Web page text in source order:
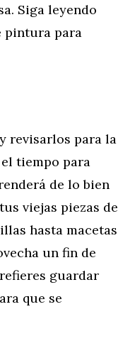
Siga leyendo
pintura para
revisarlos para la
el tiempo para
de lo bien
viejas piezas de
hasta macetas
un fin de
guardar
que se